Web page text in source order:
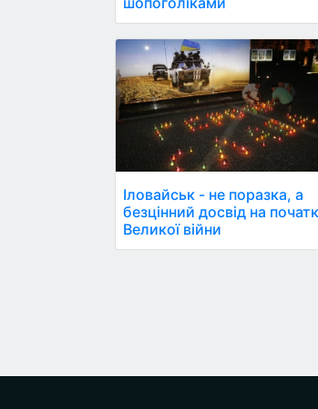
Іловайськ - не поразка, а
безцінний досвід на
Великої війни